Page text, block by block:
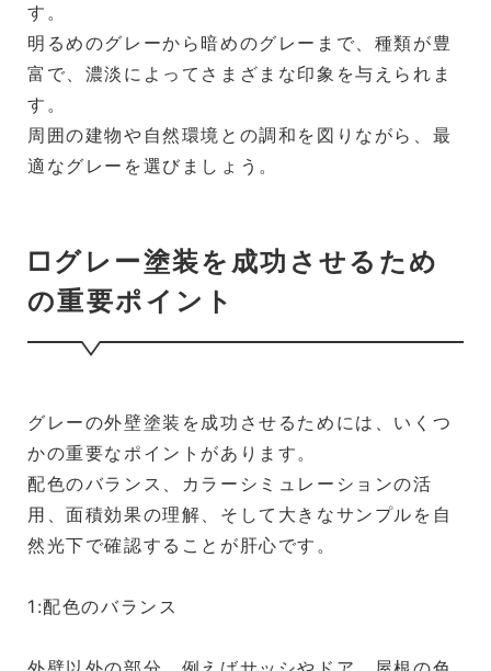
す。
明るめのグレーから暗めのグレーまで、種類が豊
富で、濃淡によってさまざまな印象を与えられま
す。
周囲の建物や自然環境との調和を図りながら、最
適なグレーを選びましょう。
□グレー塗装を成功させるため
の重要ポイント
グレーの外壁塗装を成功させるためには、いくつ
かの重要なポイントがあります。
配色のバランス、カラーシミュレーションの活
用、面積効果の理解、そして大きなサンプルを自
然光下で確認することが肝心です。
1:配色のバランス